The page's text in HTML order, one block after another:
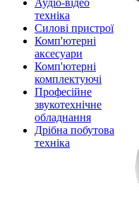
Аудіо-відео
техніка
Силові пристрої
Комп'ютерні
аксесуари
Комп'ютерні
комплектуючі
Професійне
звукотехнічне
обладнання
Дрібна побутова
техніка